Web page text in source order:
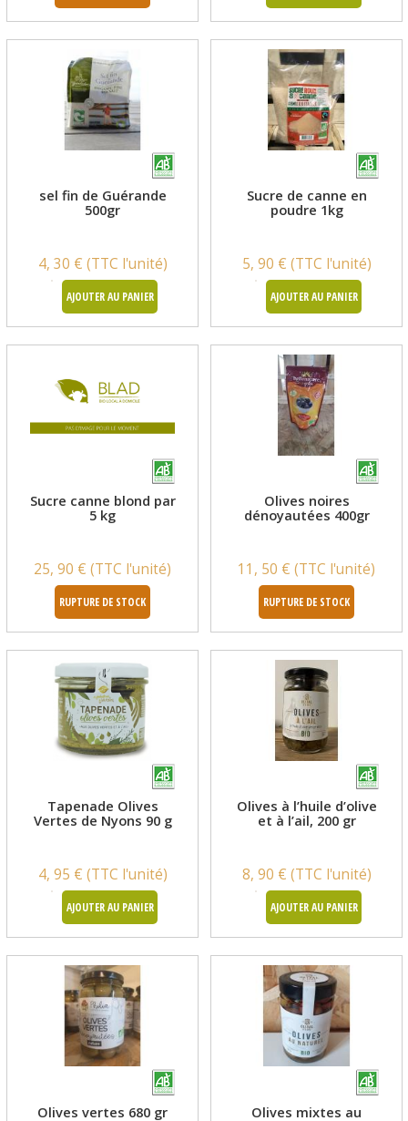
sel fin de Guérande
500gr
4, 30 € (TTC l'unité)
AJOUTER AU PANIER
Sucre de canne en
poudre 1kg
5, 90 € (TTC l'unité)
AJOUTER AU PANIER
Sucre canne blond par
5 kg
25, 90 € (TTC l'unité)
RUPTURE DE STOCK
Olives noires
dénoyautées 400gr
11, 50 € (TTC l'unité)
RUPTURE DE STOCK
Tapenade Olives
Vertes de Nyons 90 g
4, 95 € (TTC l'unité)
AJOUTER AU PANIER
Olives à l’huile d’olive
et à l’ail, 200 gr
8, 90 € (TTC l'unité)
AJOUTER AU PANIER
Olives vertes 680 gr
Olives mixtes au